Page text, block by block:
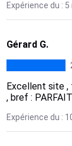
Expérience du :
Gérard G.
Excellent site ,
, bref :
Expérience du :